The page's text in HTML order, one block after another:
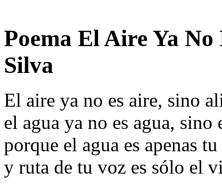
Poema El Aire Ya
Silva
El aire ya no es aire, sino
el agua ya no es agua, sino
porque el agua es apenas
y ruta de tu voz es sólo el